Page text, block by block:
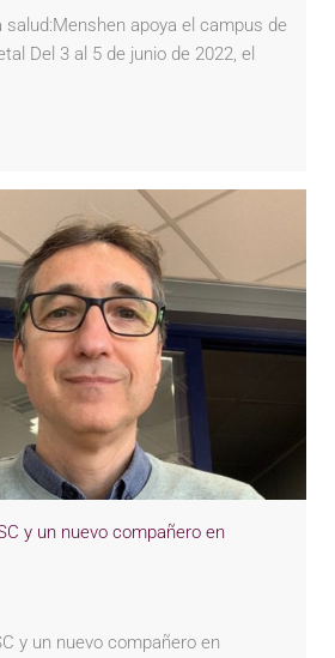
salud:Menshen apoya el campus de
Del 3 al 5 de junio de 2022, el
y un nuevo compañero en
y un nuevo compañero en